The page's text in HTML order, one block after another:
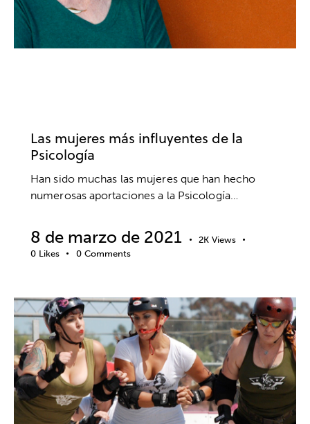
Las mujeres más influyentes de la
Psicología
Han sido muchas las mujeres que han hecho
numerosas aportaciones a la Psicología…
8 de marzo de 2021 2K Views
0 Likes 0 Comments